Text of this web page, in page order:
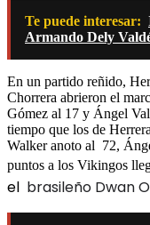
Te puede interesar:
Armando Dely
En un partido reñido,
Chorrera abrieron el
Gómez al 17 y Ángel
tiempo que los de
Walker anoto al 72,
puntos a los Vikingos
el brasileño Dwan